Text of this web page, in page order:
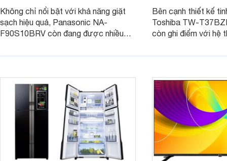
Không chỉ nổi bật với khả năng giặt
sạch hiệu quả, Panasonic NA-
F90S10BRV còn đang được nhiều
giặt cửa trên 9kg.
Bên cạnh thiết kế
Toshiba TW-
còn ghi điểm với hệ
giặt.